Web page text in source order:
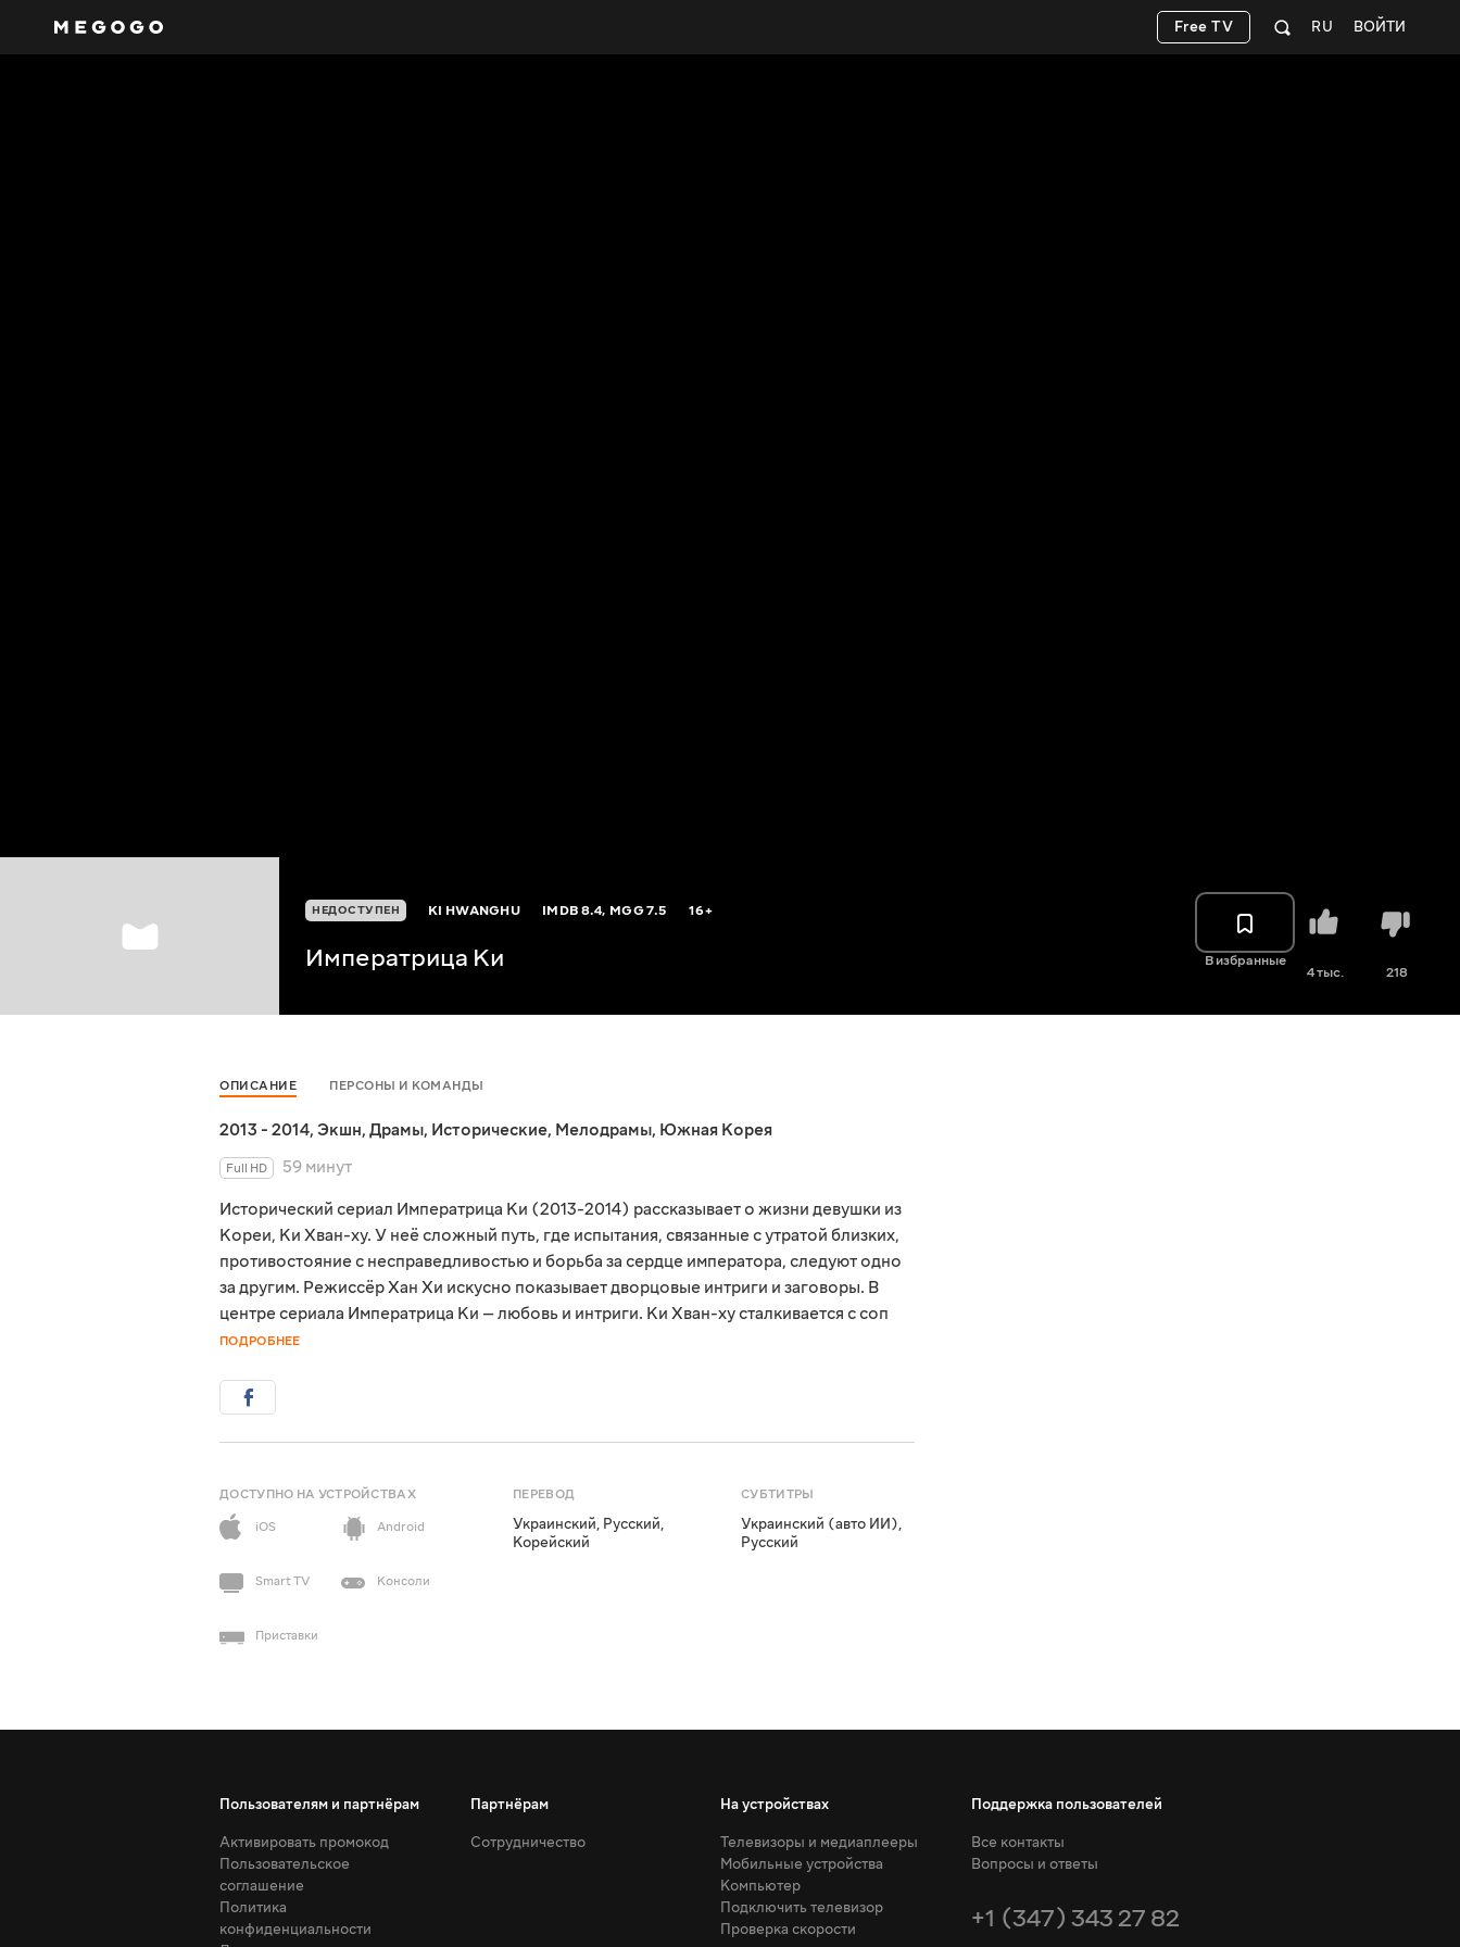
ВОЙТИ
RU
Free TV
НЕДОСТУПЕН KI HWANGHU IMDB8.4, MGG7.5 16+
Императрица Ки В избранные
4 тыс. 218
ОПИСАНИЕ ПЕРСОНЫ И КОМАНДЫ
2013 - 2014, Экшн, Драмы, Исторические, Мелодрамы, Южная Корея
Full HD
59 минут
Исторический сериал Императрица Ки (2013-2014) рассказывает о жизни девушки из
Кореи, Ки Хван-ху. У неё сложный путь, где испытания, связанные с утратой близких,
противостояние с несправедливостью и борьба за сердце императора, следуют одно
за другим. Режиссёр Хан Хи искусно показывает дворцовые интриги и заговоры. В
центре сериала Императрица Ки — любовь и интриги. Ки Хван-ху сталкивается с соп
ПОДРОБНЕЕ
ДОСТУПНО НА УСТРОЙСТВАХ
iOS
Android
Smart TV Консоли
Приставки
ПЕРЕВОД
Украинский, Русский,
Корейский
СУБТИТРЫ
Украинский (авто ИИ),
Русский
Пользователям и партнёрам
Активировать промокод
Пользовательское
соглашение
Политика
конфиденциальности
Партнёрам
Сотрудничество
На устройствах
Телевизоры и медиаплееры
Мобильные устройства
Компьютер
Подключить телевизор
Проверка скорости
Поддержка пользователей
Все контакты
Вопросы и ответы
+1 (347) 343 27 82